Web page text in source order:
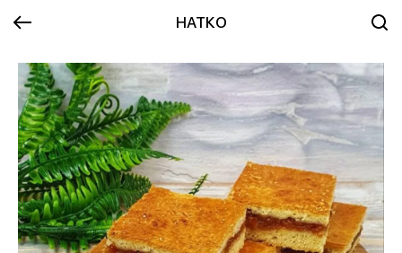
НАТКО